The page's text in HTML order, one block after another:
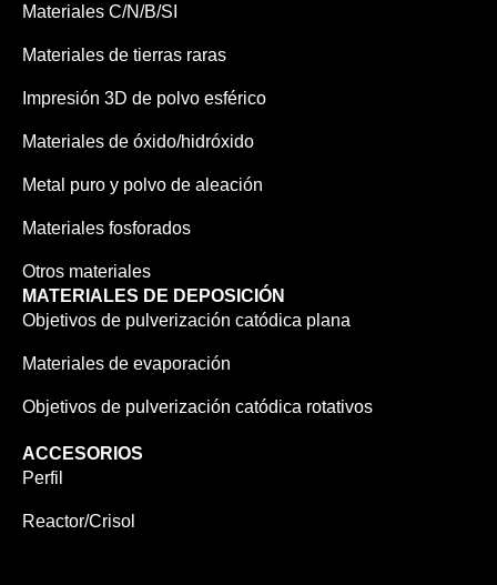
Materiales C/N/B/SI
Materiales de tierras raras
Impresión 3D de polvo esférico
Materiales de óxido/hidróxido
Metal puro y polvo de aleación
Materiales fosforados
Otros materiales
MATERIALES DE DEPOSICIÓN
Objetivos de pulverización catódica plana
Materiales de evaporación
Objetivos de pulverización catódica rotativos
ACCESORIOS
Perfil
Reactor/Crisol